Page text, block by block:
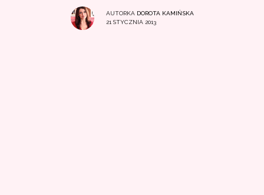
AUTORKA DOROTA KAMIŃSKA
21 STYCZNIA 2013